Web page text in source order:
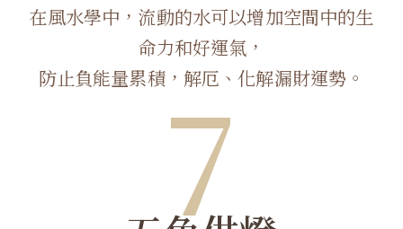
在風水學中，流動的水可以增加空間中的生
命力和好運氣，
防止負能量累積，解厄、化解漏財運勢。
7